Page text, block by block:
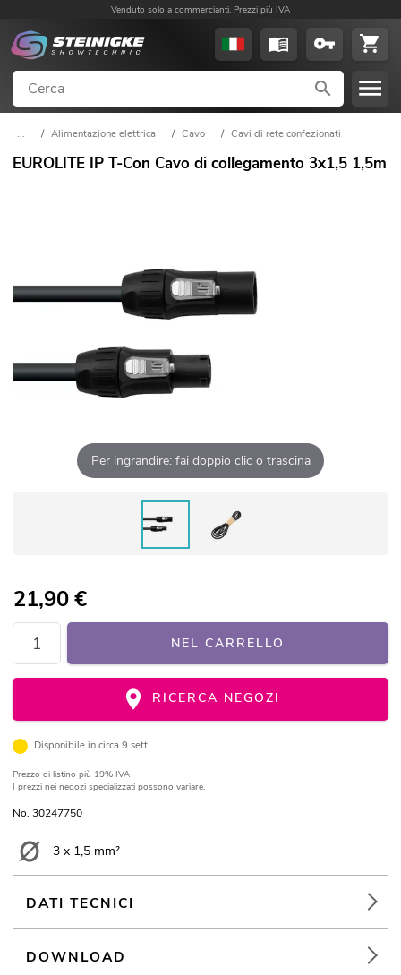
Venduto solo a commercianti. Prezzi più IVA
... / Alimentazione elettrica / Cavo / Cavi di rete confezionati
EUROLITE IP T-Con Cavo di collegamento 3x1,5 1,5m
Per ingrandire: fai doppio clic o trascina
21,90€
NEL CARRELLO
RICERCA NEGOZI
Disponibile in circa 9 sett.
Prezzo di listino più 19% IVA
I prezzi nei negozi specializzati possono variare.
No. 30247750
3 x 1,5 mm²
DATI TECNICI
DOWNLOAD